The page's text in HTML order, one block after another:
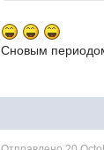
Сновым